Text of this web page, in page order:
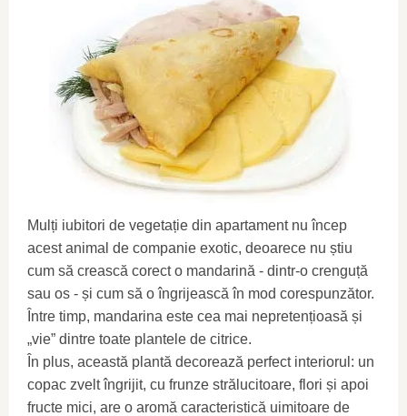
Mulți iubitori de vegetație din apartament nu încep
acest animal de companie exotic, deoarece nu știu
cum să crească corect o mandarină - dintr-o crenguță
sau os - și cum să o îngrijească în mod corespunzător.
Între timp, mandarina este cea mai nepretențioasă și
„vie” dintre toate plantele de citrice.
În plus, această plantă decorează perfect interiorul: un
copac zvelt îngrijit, cu frunze strălucitoare, flori și apoi
fructe mici, are o aromă caracteristică uimitoare de